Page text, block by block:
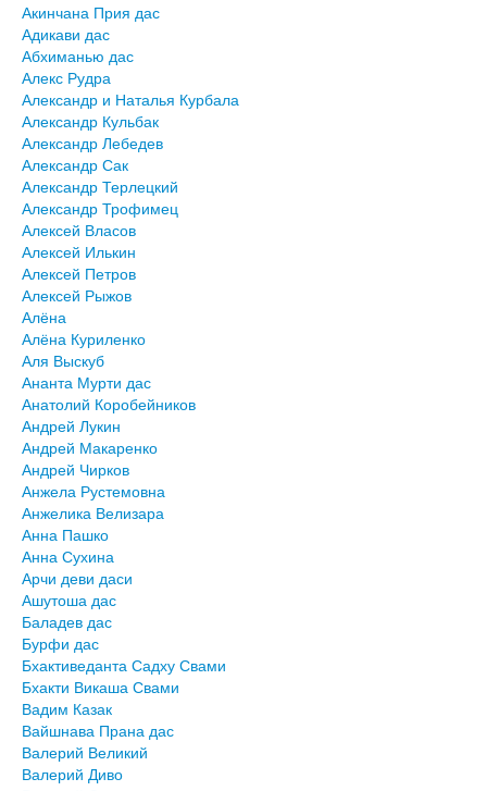
Акинчана Прия дас
Адикави дас
Абхиманью дас
Алекс Рудра
Александр и Наталья Курбала
Александр Кульбак
Александр Лебедев
Александр Сак
Александр Терлецкий
Александр Трофимец
Алексей Власов
Алексей Илькин
Алексей Петров
Алексей Рыжов
Алёна
Алёна Куриленко
Аля Выскуб
Ананта Мурти дас
Анатолий Коробейников
Андрей Лукин
Андрей Макаренко
Андрей Чирков
Анжела Рустемовна
Анжелика Велизара
Анна Пашко
Анна Сухина
Арчи деви даси
Ашутоша дас
Баладев дас
Бурфи дас
Бхактиведанта Садху Свами
Бхакти Викаша Свами
Вадим Казак
Вайшнава Прана дас
Валерий Великий
Валерий Диво